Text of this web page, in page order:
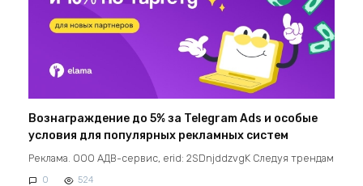
Вознаграждение до 5% за Telegram Ads и особые
условия для популярных рекламных систем
Реклама. ООО АДВ-сервис, erid: 2SDnjddzvgK Следуя трендам
0 524